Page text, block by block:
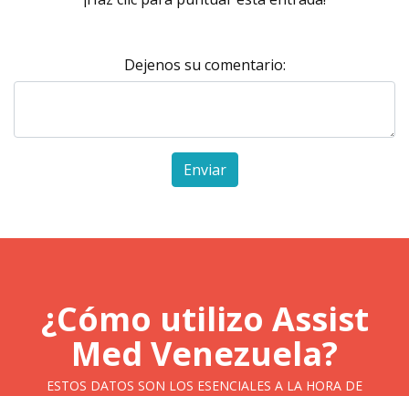
Dejenos su comentario:
Enviar
¿Cómo utilizo Assist
Med Venezuela?
ESTOS DATOS SON LOS ESENCIALES A LA HORA DE